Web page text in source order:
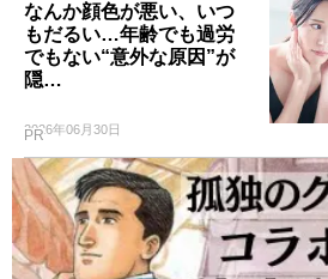
なんか顔色が悪い、いつ
もだるい…年齢でも過労
でもない“意外な原因”が
隠…
2026年06月30日
PR